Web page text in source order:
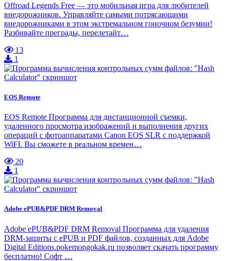
Offroad Legends Free — это мобильная игра для любителей
внедорожников. Управляйте самыми потрясающими
внедорожниками в этом экстремальном гоночном безумии!
Разбивайте преграды, перелетайт…
13
1
EOS Remote
EOS Remote Программа для дистанционной съемки,
удаленного просмотра изображений и выполнения других
операций с фотоаппаратами Canon EOS SLR с поддержкой
WiFI. Вы сможете в реальном времен…
20
1
Adobe ePUB&PDF DRM Removal
Adobe ePUB&PDF DRM Removal Программа для удаления
DRM-защиты с ePUB и PDF файлов, созданных для Adobe
Digital Editions.pokemongokak.ru позволяет скачать программу
бесплатно! Софт …